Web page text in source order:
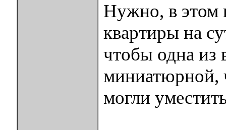
Нужно, в этом
квартиры на
чтобы одна из
миниатюрной,
могли